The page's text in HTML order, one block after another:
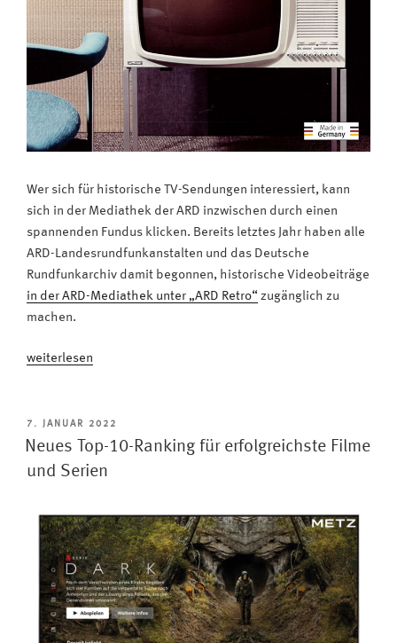
Wer sich für historische TV-Sendungen interessiert, kann
sich in der Mediathek der ARD inzwischen durch einen
spannenden Fundus klicken. Bereits letztes Jahr haben alle
ARD-Landesrundfunkanstalten und das Deutsche
Rundfunkarchiv damit begonnen, historische Videobeiträge
in der ARD-Mediathek unter „ARD Retro“ zugänglich zu
machen.
„Raus
Archiven:
ARD
macht
Sendungen
Mediathek
verfügbar“
weiterlesen
VERÖFFENTLICHT
AM
7. JANUAR 2022
Neues Top-10-Ranking für erfolgreichste Filme
und Serien